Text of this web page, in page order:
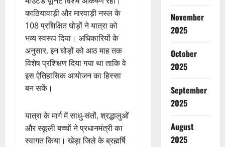
काठियावाड़ी और मारवाड़ी नस्ल के
108 प्रशिक्षित घोड़ों ने यात्रा को
भव्य स्वरूप दिया। अधिकारियों के
अनुसार, इन घोड़ों को आठ माह तक
विशेष प्रशिक्षण दिया गया था ताकि वे
इस ऐतिहासिक आयोजन का हिस्सा
बन सकें।
यात्रा के मार्ग में साधु-संतों, श्रद्धालुओं
और स्कूली बच्चों ने प्रधानमंत्री का
स्वागत किया। खेड़ा जिले के ब्रह्मर्षि
November
2025
October
2025
September
2025
August
2025